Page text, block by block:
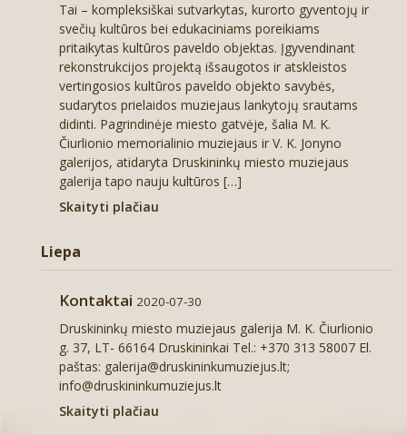
Tai – kompleksiškai sutvarkytas, kurorto gyventojų ir
svečių kultūros bei edukaciniams poreikiams
pritaikytas kultūros paveldo objektas. Įgyvendinant
rekonstrukcijos projektą išsaugotos ir atskleistos
vertingosios kultūros paveldo objekto savybės,
sudarytos prielaidos muziejaus lankytojų srautams
didinti. Pagrindinėje miesto gatvėje, šalia M. K.
Čiurlionio memorialinio muziejaus ir V. K. Jonyno
galerijos, atidaryta Druskininkų miesto muziejaus
galerija tapo nauju kultūros […]
Skaityti plačiau
Liepa
Kontaktai 2020-07-30
Druskininkų miesto muziejaus galerija M. K. Čiurlionio
g. 37, LT- 66164 Druskininkai Tel.: +370 313 58007 El.
paštas: galerija@druskininkumuziejus.lt;
info@druskininkumuziejus.lt
Skaityti plačiau